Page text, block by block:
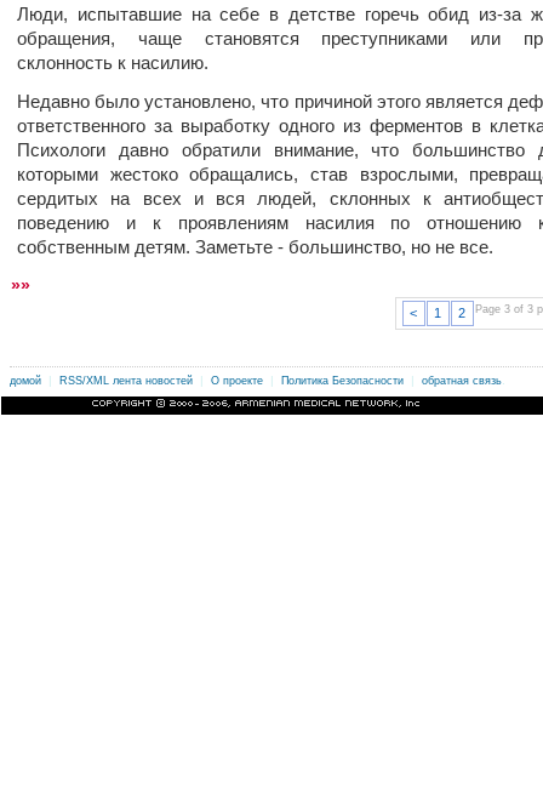
Люди, испытавшие на себе в детстве горечь обид из-за
обращения, чаще становятся преступниками или
склонность к насилию.
Недавно было установлено, что причиной этого является
ответственного за выработку одного из ферментов в
Психологи давно обратили внимание, что большинство
которыми жестоко обращались, став взрослыми,
сердитых на всех и вся людей, склонных к
поведению и к проявлениям насилия по отношению
собственным детям. Заметьте - большинство, но не все.
»»
Page 3 of 3
< 1 2
домой | RSS/XML лента новостей | О проекте | Политика Безопасности | обратная связь